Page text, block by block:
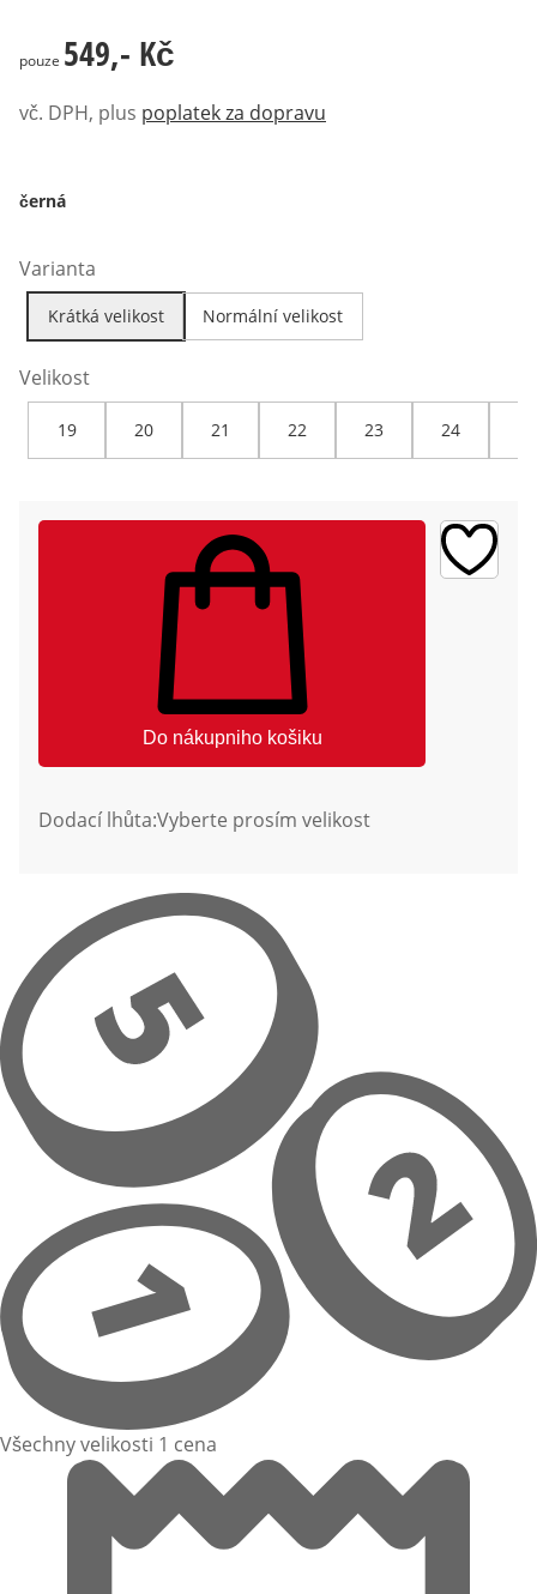
549,- Kč
pouze 549,- Kč
vč. DPH, plus poplatek za dopravu
černá
Varianta
Krátká velikost Normální velikost
Velikost
19 20 21 22 23 24
Do nákupniho košiku
Dodací lhůta:Vyberte prosím velikost
Všechny velikosti 1 cena